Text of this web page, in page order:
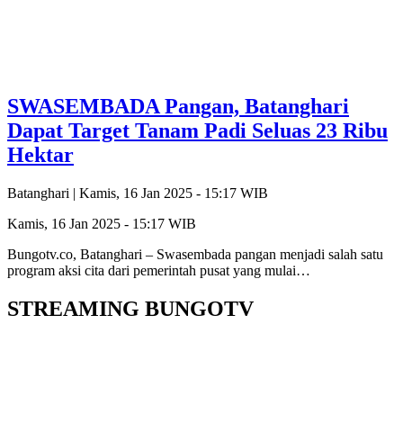
SWASEMBADA Pangan, Batanghari
Dapat Target Tanam Padi Seluas 23 Ribu
Hektar
Batanghari | Kamis, 16 Jan 2025 - 15:17 WIB
Kamis, 16 Jan 2025 - 15:17 WIB
Bungotv.co, Batanghari – Swasembada pangan menjadi salah satu
program aksi cita dari pemerintah pusat yang mulai…
STREAMING BUNGOTV